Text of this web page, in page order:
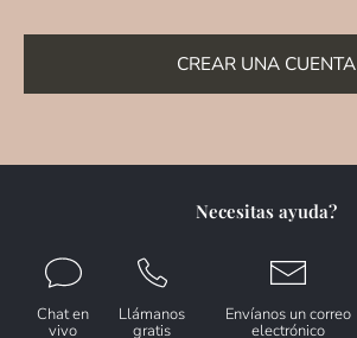
CREAR UNA CUENTA
Necesitas ayuda?
Chat en
vivo
Llámanos
gratis
Envíanos un correo
electrónico